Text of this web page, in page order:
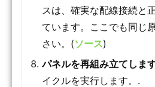
スは、確実な配線接続と
ています。ここでも同じ
さい。(ソース)
パネルを再組み立てしま
イクルを実行します。.